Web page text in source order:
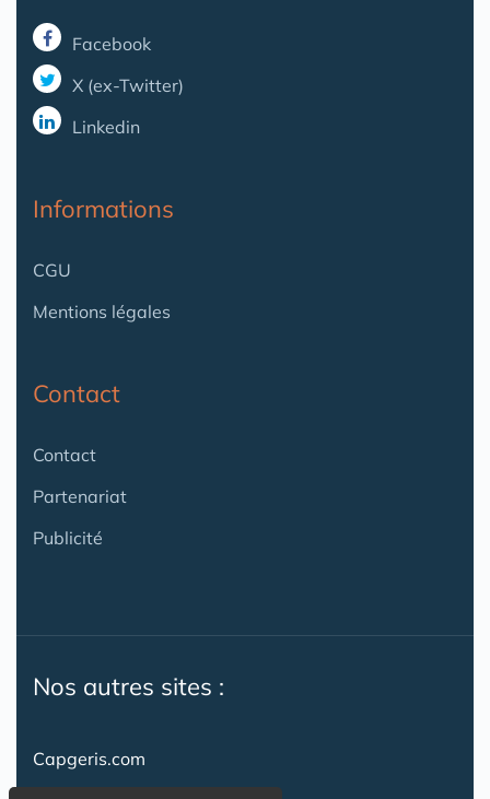
Facebook
X (ex-Twitter)
Linkedin
Informations
CGU
Mentions légales
Contact
Contact
Partenariat
Publicité
Nos autres sites :
Capgeris.com